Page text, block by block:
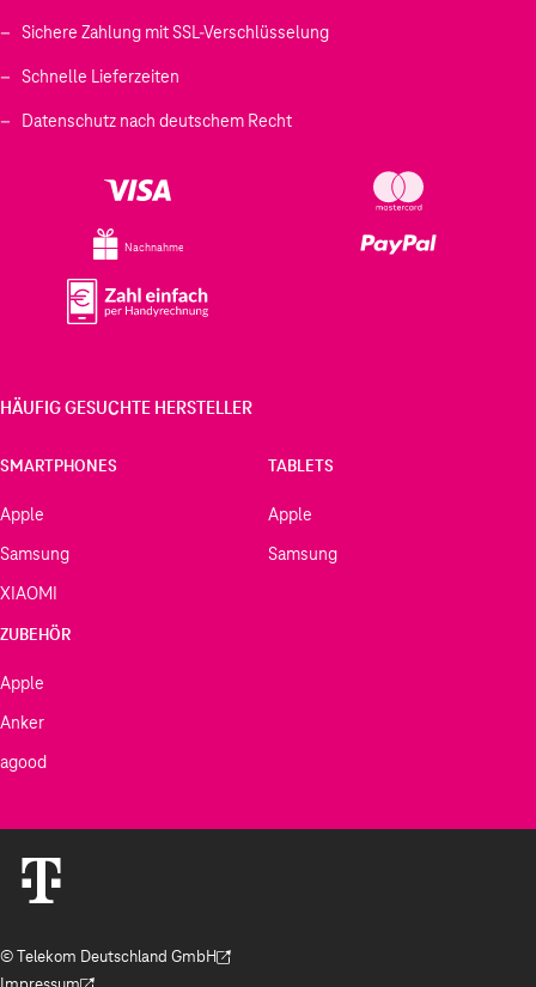
Sichere Zahlung mit SSL-Verschlüsselung
Schnelle Lieferzeiten
Datenschutz nach deutschem Recht
Nachnahme
HÄUFIG GESUCHTE HERSTELLER
SMARTPHONES
Apple
Samsung
XIAOMI
TABLETS
Apple
Samsung
ZUBEHÖR
Apple
Anker
agood
© Telekom Deutschland GmbH
(Der Link wird in einem neuen Tab geöffnet)